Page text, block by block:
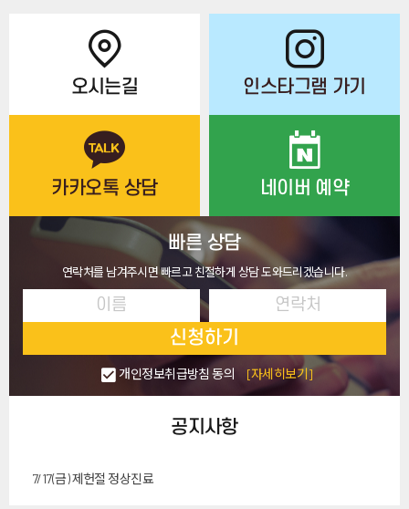
공지사항
7/17(금) 제헌절 정상진료
오시는길 인스타그램 가기
카카오톡 상담 네이버 예약
빠른 상담
연락처를 남겨주시면 빠르고 친절하게 상담 도와드리겠습니다.
신청하기
개인정보취급방침 동의 [자세히보기]